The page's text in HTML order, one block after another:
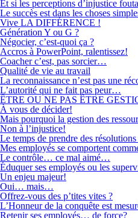
Et si les perceptions d’injustice
Le succès est dans les choses
Vive LA DIFFÉRENCE !
Génération Y ou G ?
Négocier, c’est-quoi ça ?
Accros à PowerPoint, ralentissez!
Coacher c’est, pas sorcier…
Qualité de vie au travail
La reconnaissance n’est pas une
L’autorité qui ne fait pas peur…
ÊTRE OU NE PAS ÊTRE
À vous de décider!
Mais pourquoi la gestion des
Non à l’injustice!
Le temps de prendre des
Mes employés se comportent
Le contrôle… ce mal aimé…
Éduquer ses employés ou les
Un enjeu majeur!
Oui… mais…
Offrez-vous des p’tites vites ?
L’Honneur de la conquête est
Retenir ses employés… de force?